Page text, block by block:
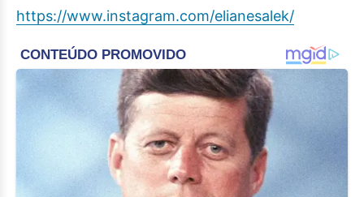
https://www.instagram.com/elianesalek/